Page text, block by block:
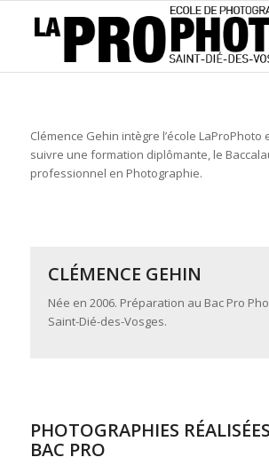
Clémence Gehin intègre l’école LaProPhoto
suivre une formation diplômante, le
professionnel en Photographie.
CLÉMENCE GEHIN
Née en 2006. Préparation au Bac Pro
Saint-Dié-des-Vosges.
PHOTOGRAPHIES
BAC PRO